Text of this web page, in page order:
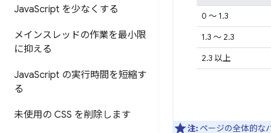
JavaScript を少なくする
メインスレッドの作業を最小限
に抑える
JavaScript の実行時間を短縮す
る
未使用の CSS を削除します
0 ～ 1.3
1.3 ～ 2.3
2.3 以上
注: ページの全体的な